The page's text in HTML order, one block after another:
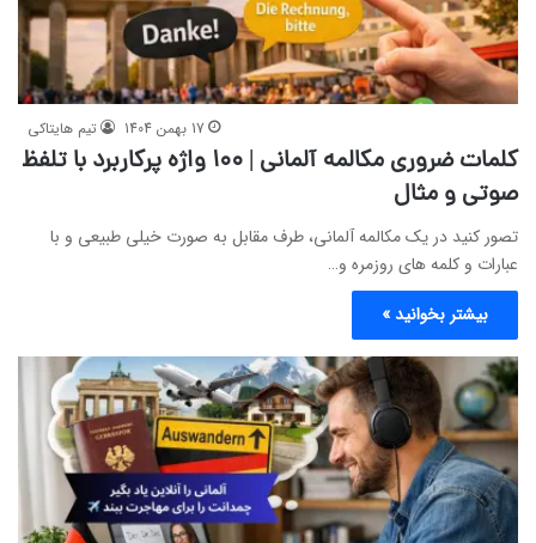
تیم هایتاکی 17 بهمن 1404
کلمات ضروری مکالمه آلمانی | ۱۰۰ واژه پرکاربرد با تلفظ
صوتی و مثال
تصور کنید در یک مکالمه آلمانی، طرف مقابل به صورت خیلی طبیعی و با
عبارات و کلمه های روزمره و…
بیشتر بخوانید »